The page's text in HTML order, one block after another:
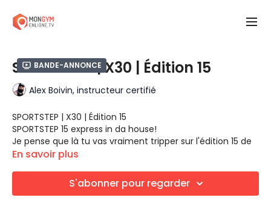
Bande-annonce
SPORTSTEP | X30 | Édition 15
Alex Boivin, instructeur certifié
SPORTSTEP | X30 | Édition 15
SPORTSTEP 15 express in da house!
Je pense que là tu vas vraiment tripper sur l'édition 15 de
SPORTSTEP express. J'aime vraiment beaucoup la track 6,
ce que tu en penses.
Dans cette édition tu vas entendre les hits suivants :
*Bang Bang - Jessie J, Ariana Grande, Nicki Minaj
En savoir plus
S'abonner pour regarder